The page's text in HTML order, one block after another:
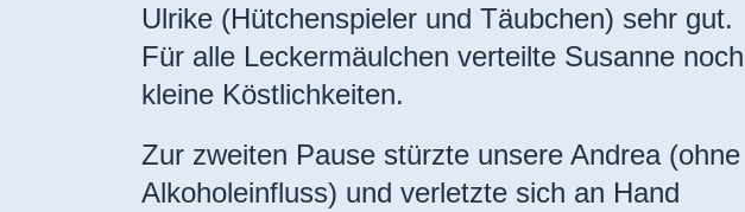
Ulrike (Hütchenspieler und Täubchen) sehr gut.
Für alle Leckermäulchen verteilte Susanne noch
kleine Köstlichkeiten.
Zur zweiten Pause stürzte unsere Andrea (ohne
Alkoholeinfluss) und verletzte sich an Hand